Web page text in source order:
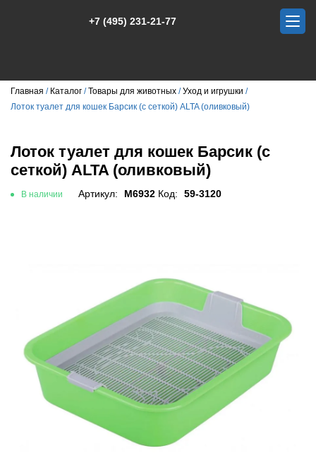
+7 (495) 231-21-77
Главная Каталог Товары для животных
Уход и игрушки
Лоток туалет для кошек Барсик (с сеткой) ALTA (оливковый)
Лоток туалет для кошек Барсик (с
сеткой) ALTA (оливковый)
В наличии Артикул: М6932 Код: 59-3120